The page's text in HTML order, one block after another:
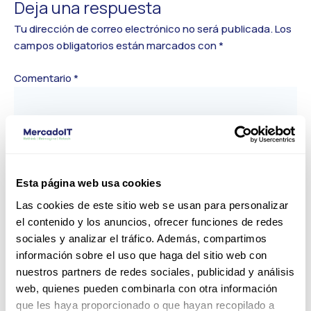
Esta página web usa cookies
Las cookies de este sitio web se usan para personalizar
el contenido y los anuncios, ofrecer funciones de redes
sociales y analizar el tráfico. Además, compartimos
información sobre el uso que haga del sitio web con
nuestros partners de redes sociales, publicidad y análisis
web, quienes pueden combinarla con otra información
que les haya proporcionado o que hayan recopilado a
Deja una respuesta
Tu dirección de correo electrónico no será publicada.Los
campos obligatorios están marcados con*
Comentario*
Nombre*
Correo